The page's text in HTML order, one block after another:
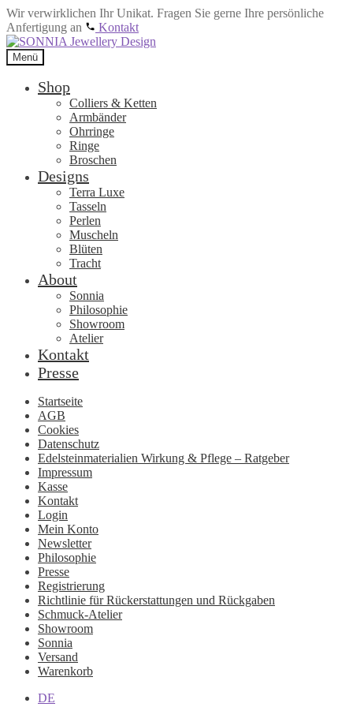
Wir verwirklichen Ihr Unikat. Fragen Sie gerne Ihre persönliche
Anfertigung an
Kontakt
Zur
Navigation
springen
Zum
Inhalt
springen
Menü
Shop
Colliers & Ketten
Armbänder
Ohrringe
Ringe
Broschen
Designs
Terra Luxe
Tasseln
Perlen
Muscheln
Blüten
Tracht
About
Sonnia
Philosophie
Showroom
Atelier
Kontakt
Presse
Startseite
AGB
Cookies
Datenschutz
Edelsteinmaterialien Wirkung & Pflege – Ratgeber
Impressum
Kasse
Kontakt
Login
Mein Konto
Newsletter
Philosophie
Presse
Registrierung
Richtlinie für Rückerstattungen und Rückgaben
Schmuck-Atelier
Showroom
Sonnia
Versand
Warenkorb
DE